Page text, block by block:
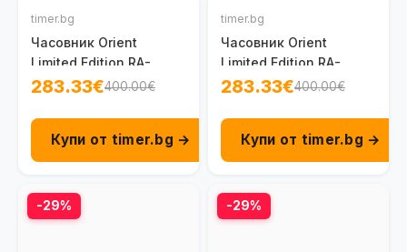
timer.bg
Часовник Orient
Limited Edition RA-
AC0R07P
283.33€400.00€
Купи от timer.bg →
timer.bg
Часовник Orient
Limited Edition RA-
AC0R06L
283.33€400.00€
Купи от timer.bg →
-29% -29%